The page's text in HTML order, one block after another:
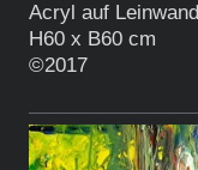
Acryl auf Leinwand
H60 x B60 cm
©2017